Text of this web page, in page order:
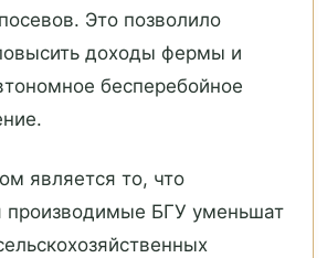
Это позволило
доходы фермы и
бесперебойное
является то, что
производимые БГУ уменьшат